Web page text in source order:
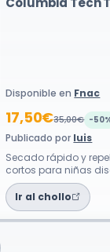
Disponible en Fnac
17,50€35,00€ -
Publicado por luis
Secado rápido y
cortos para niñas
senderismo y
Confe...
Ir al chollo